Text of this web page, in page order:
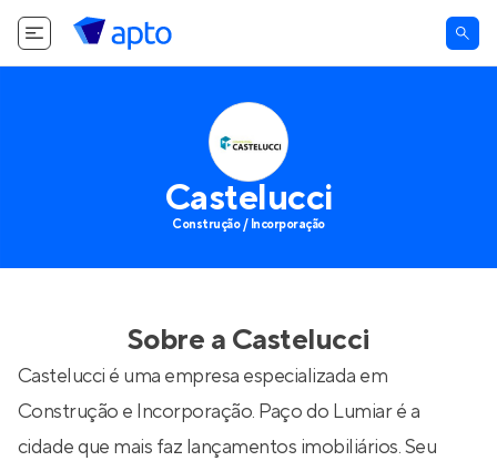
Castelucci
Construção / Incorporação
Sobre a Castelucci
Castelucci é uma empresa especializada em
Construção e Incorporação. Paço do Lumiar é a
cidade que mais faz lançamentos imobiliários. Seu